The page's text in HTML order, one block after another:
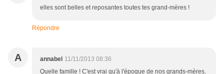
elles sont belles et reposantes toutes tes grand-mères !
Répondre
A annabel 11/11/2013 08:36
Quelle famille ! C'est vrai qu'à l'époque de nos grands-mères,